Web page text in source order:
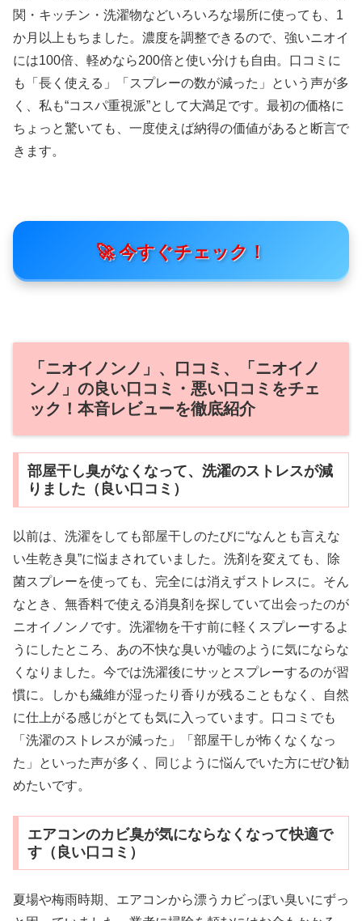
関・キッチン・洗濯物などいろいろな場所に使っても、1
か月以上もちました。濃度を調整できるので、強いニオイ
には100倍、軽めなら200倍と使い分けも自由。口コミに
も「長く使える」「スプレーの数が減った」という声が多
く、私も“コスパ重視派”として大満足です。最初の価格に
ちょっと驚いても、一度使えば納得の価値があると断言で
きます。
🚀 今すぐチェック！
「ニオイノンノ」、口コミ、「ニオイノ
ンノ」の良い口コミ・悪い口コミをチェ
ック！本音レビューを徹底紹介
部屋干し臭がなくなって、洗濯のストレスが減
りました（良い口コミ）
以前は、洗濯をしても部屋干しのたびに“なんとも言えな
い生乾き臭”に悩まされていました。洗剤を変えても、除
菌スプレーを使っても、完全には消えずストレスに。そん
なとき、無香料で使える消臭剤を探していて出会ったのが
ニオイノンノです。洗濯物を干す前に軽くスプレーするよ
うにしたところ、あの不快な臭いが嘘のように気にならな
くなりました。今では洗濯後にサッとスプレーするのが習
慣に。しかも繊維が湿ったり香りが残ることもなく、自然
に仕上がる感じがとても気に入っています。口コミでも
「洗濯のストレスが減った」「部屋干しが怖くなくなっ
た」といった声が多く、同じように悩んでいた方にぜひ勧
めたいです。
エアコンのカビ臭が気にならなくなって快適で
す（良い口コミ）
夏場や梅雨時期、エアコンから漂うカビっぽい臭いにずっ